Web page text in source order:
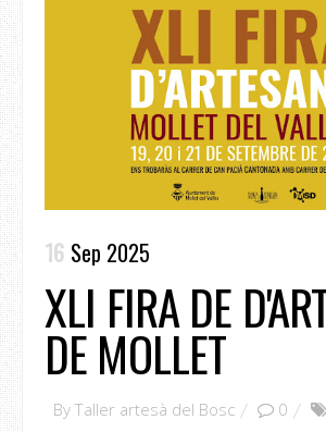
16 Sep 2025
XLI FIRA DE
DE MOLLET
By Taller artesà del Bosc 0